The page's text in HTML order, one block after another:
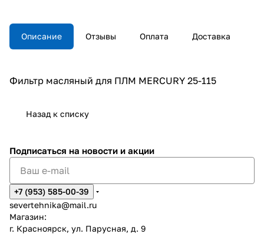
Описание Отзывы Оплата Доставка
Фильтр масляный для ПЛМ MERCURY 25-115
Назад к списку
Подписаться на новости и акции
+7 (953) 585-00-39
severtehnika@mail.ru
Магазин:
г. Красноярск, ул. Парусная, д. 9